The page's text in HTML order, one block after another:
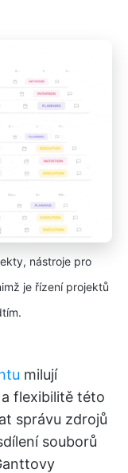
nástroje pro
je řízení projektů
milují
flexibilitě této
správu zdrojů
souborů